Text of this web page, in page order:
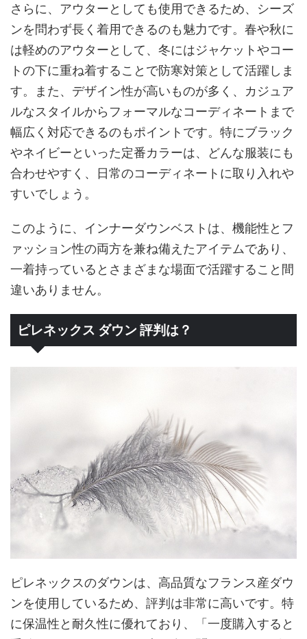
さらに、アウターとしても使用できるため、シーズ
ンを問わず長く着用できるのも魅力です。春や秋に
は軽めのアウターとして、冬にはジャケットやコー
トの下に重ね着することで防寒対策として活躍しま
す。また、デザイン性が高いものが多く、カジュア
ルなスタイルからフォーマルなコーディネートまで
幅広く対応できるのもポイントです。特にブラック
やネイビーといった定番カラーは、どんな服装にも
合わせやすく、日常のコーディネートに取り入れや
すいでしょう。
このように、インナーダウンベストは、機能性とフ
ァッション性の両方を兼ね備えたアイテムであり、
一着持っているとさまざまな場面で活躍すること間
違いありません。
ピレネックス ダウン 評判は？
ピレネックスのダウンは、高品質なフランス産ダウ
ンを使用しているため、評判は非常に高いです。特
に保温性と耐久性に優れており、「一度購入すると